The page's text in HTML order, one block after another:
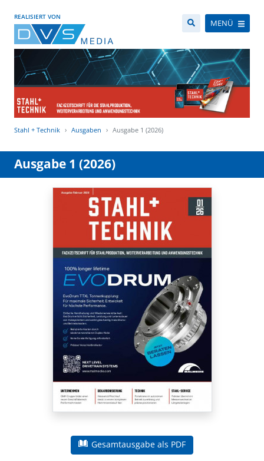
REALISIERT VON
MENÜ
Stahl + Technik Ausgaben Ausgabe 1 (2026)
Ausgabe 1 (2026)
Gesamtausgabe als PDF